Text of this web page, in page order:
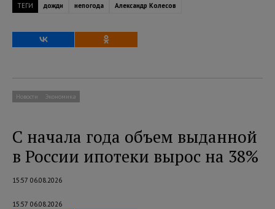
ТЕГИ дожди непогода Александр Колесов
Новости Экономика
С начала года объем выданной
в России ипотеки вырос на 38%
15:57 06.08.2026
15:57 06.08.2026